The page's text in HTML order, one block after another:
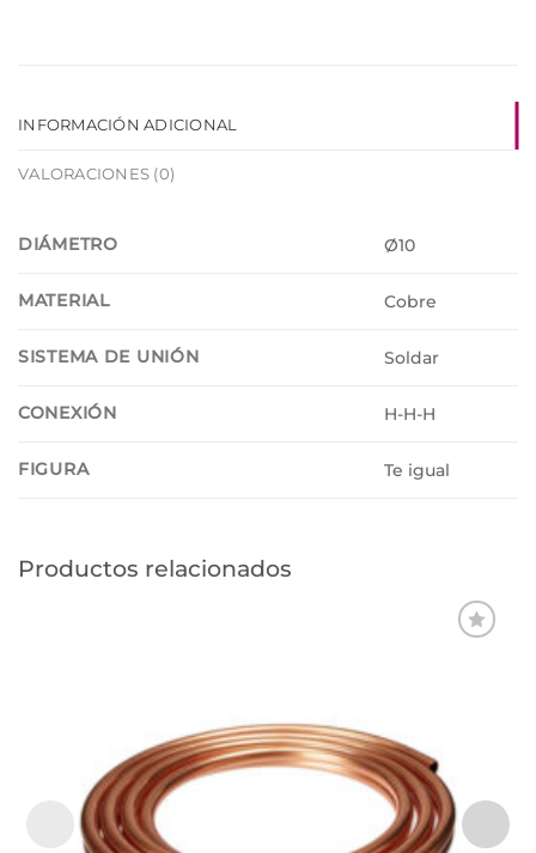
INFORMACIÓN ADICIONAL
VALORACIONES (0)
DIÁMETRO Ø10
MATERIAL Cobre
SISTEMA DE UNIÓN Soldar
CONEXIÓN H-H-H
FIGURA Te igual
Productos relacionados